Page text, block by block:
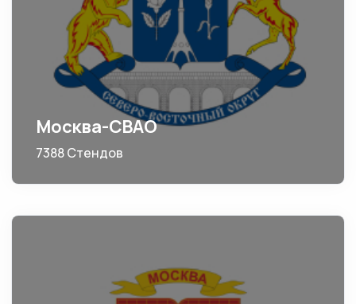
Москва-СВАО
7388 Стендов